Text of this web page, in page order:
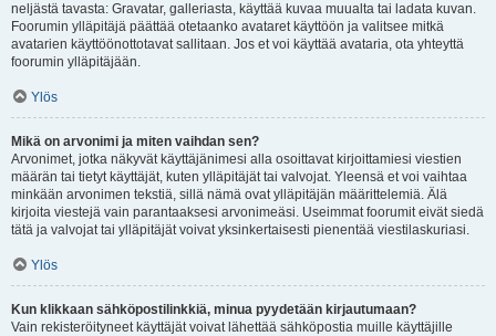
neljästä tavasta: Gravatar, galleriasta, käyttää kuvaa muualta tai ladata kuvan.
Foorumin ylläpitäjä päättää otetaanko avataret käyttöön ja valitsee mitkä
avatarien käyttöönottotavat sallitaan. Jos et voi käyttää avataria, ota yhteyttä
foorumin ylläpitäjään.
Ylös
Mikä on arvonimi ja miten vaihdan sen?
Arvonimet, jotka näkyvät käyttäjänimesi alla osoittavat kirjoittamiesi viestien
määrän tai tietyt käyttäjät, kuten ylläpitäjät tai valvojat. Yleensä et voi vaihtaa
minkään arvonimen tekstiä, sillä nämä ovat ylläpitäjän määrittelemiä. Älä
kirjoita viestejä vain parantaaksesi arvonimeäsi. Useimmat foorumit eivät siedä
tätä ja valvojat tai ylläpitäjät voivat yksinkertaisesti pienentää viestilaskuriasi.
Ylös
Kun klikkaan sähköpostilinkkiä, minua pyydetään kirjautumaan?
Vain rekisteröityneet käyttäjät voivat lähettää sähköpostia muille käyttäjille